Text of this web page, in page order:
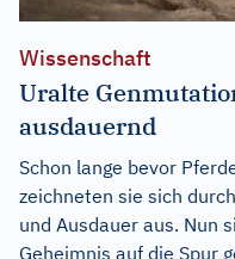
Wissenschaft
Uralte
ausdauernd
Schon lange bevor
zeichneten sie sich
und Ausdauer aus. Nun
Geheimnis auf die Spur